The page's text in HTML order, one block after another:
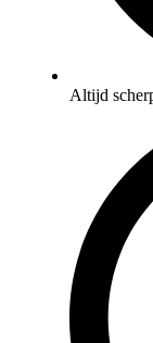
Altijd